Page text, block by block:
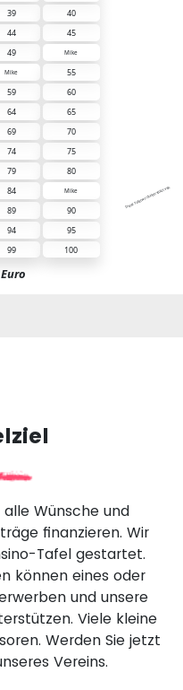
39
40
44
45
49 Mike
Mike
55
59
60
64
65
69
70
74
75
79
80
84 Mike
89
90
94
95
99 100
Diese Tafel wird unterstützt von:
Wünsche und
finanzieren. Wir
Tafel gestartet.
können eines oder
und unsere
Viele kleine
Werden Sie jetzt
Vereins.